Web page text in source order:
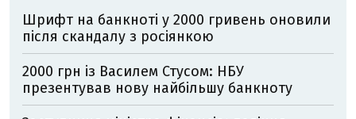
Шрифт на банкноті у 2000 гривень оновили
після скандалу з росіянкою
2000 грн із Василем Стусом: НБУ
презентував нову найбільшу банкноту